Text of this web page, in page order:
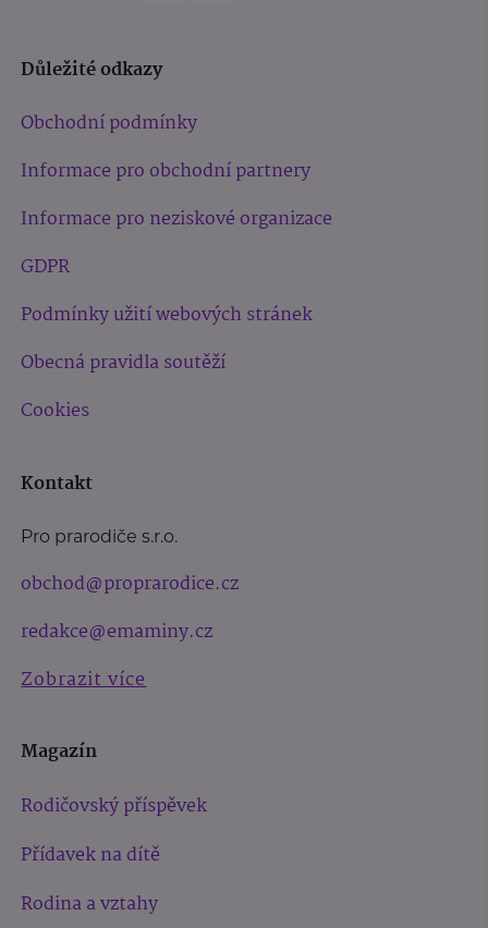
Důležité odkazy
Obchodní podmínky
Informace pro obchodní partnery
Informace pro neziskové organizace
GDPR
Podmínky užití webových stránek
Obecná pravidla soutěží
Cookies
Kontakt
Pro prarodiče s.r.o.
obchod@proprarodice.cz
redakce@emaminy.cz
Zobrazit více
Magazín
Rodičovský příspěvek
Přídavek na dítě
Rodina a vztahy